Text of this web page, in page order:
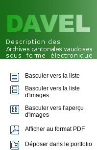
Basculer vers la liste
Basculer vers la liste
d'images
Basculer vers l'aperçu
d'images
Afficher au format PDF
Déposer dans le portfolio